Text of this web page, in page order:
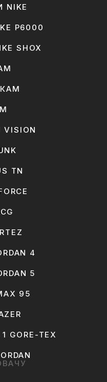
NIKE
P6000
SHOX
VISION
TN
4
5
95
GORE-TEX